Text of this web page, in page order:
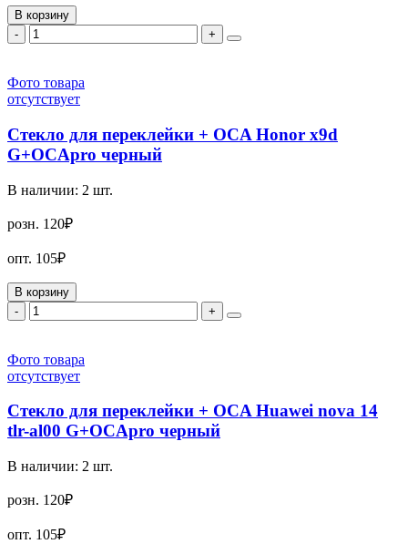
В корзину
-
+
Фото товара
отсутствует
Стекло для переклейки + OCA Honor x9d
G+OCApro черный
В наличии: 2 шт.
розн. 120₽
опт. 105₽
В корзину
-
+
Фото товара
отсутствует
Стекло для переклейки + OCA Huawei nova 14
tlr-al00 G+OCApro черный
В наличии: 2 шт.
розн. 120₽
опт. 105₽